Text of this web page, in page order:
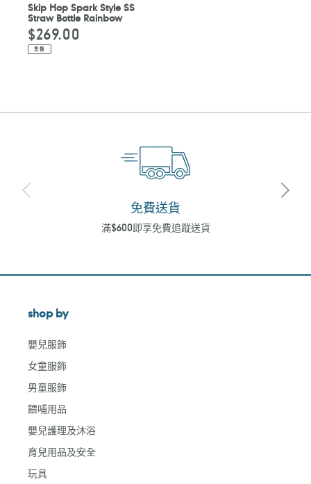
Skip Hop Spark Style SS
Straw Bottle Rainbow
定
價
$269.00
售罄
免費送貨
滿$600即享免費追蹤送貨
shop by
嬰兒服飾
女童服飾
男童服飾
餵哺用品
嬰兒護理及沐浴
育兒用品及安全
玩具